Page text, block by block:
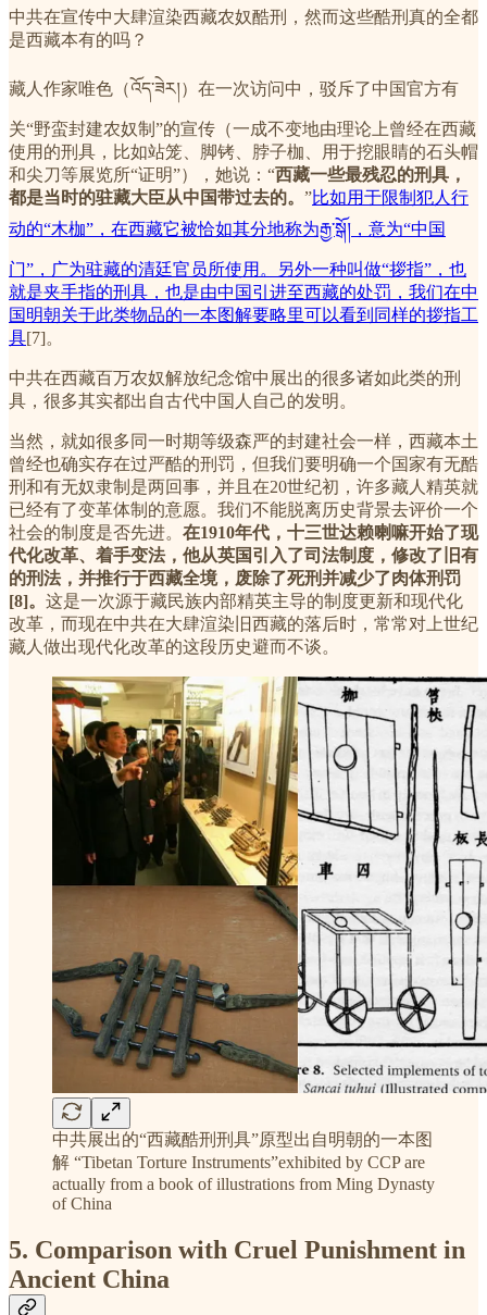
中共在宣传中大肆渲染西藏农奴酷刑，然而这些酷刑真的全都
是西藏本有的吗？
藏人作家唯色（འོད་ཟེར།）在一次访问中，驳斥了中国官方有
关“野蛮封建农奴制”的宣传（一成不变地由理论上曾经在西藏
使用的刑具，比如站笼、脚铐、脖子枷、用于挖眼睛的石头帽
和尖刀等展览所“证明”），她说：“西藏一些最残忍的刑具，
都是当时的驻藏大臣从中国带过去的。 ”比如用于限制犯人行
动的“木枷”，在西藏它被恰如其分地称为རྒྱ་སྒོ།，意为“中国
门”，广为驻藏的清廷官员所使用。另外一种叫做“拶指”，也
就是夹手指的刑具，也是由中国引进至西藏的处罚，我们在中
国明朝关于此类物品的一本图解要略里可以看到同样的拶指工
具[7]。
中共在西藏百万农奴解放纪念馆中展出的很多诸如此类的刑
具，很多其实都出自古代中国人自己的发明。
当然，就如很多同一时期等级森严的封建社会一样，西藏本土
曾经也确实存在过严酷的刑罚，但我们要明确一个国家有无酷
刑和有无奴隶制是两回事，并且在20世纪初，许多藏人精英就
已经有了变革体制的意愿。我们不能脱离历史背景去评价一个
社会的制度是否先进。 在1910年代，十三世达赖喇嘛开始了现
代化改革、着手变法，他从英国引入了司法制度，修改了旧有
的刑法，并推行于西藏全境，废除了死刑并减少了肉体刑罚
[8]。 这是一次源于藏民族内部精英主导的制度更新和现代化
改革，而现在中共在大肆渲染旧西藏的落后时，常常对上世纪
藏人做出现代化改革的这段历史避而不谈。
中共展出的“西藏酷刑刑具”原型出自明朝的一本图
解 “Tibetan Torture Instruments”exhibited by CCP are
actually from a book of illustrations from Ming Dynasty
of China
5. Comparison with Cruel Punishment in
Ancient China